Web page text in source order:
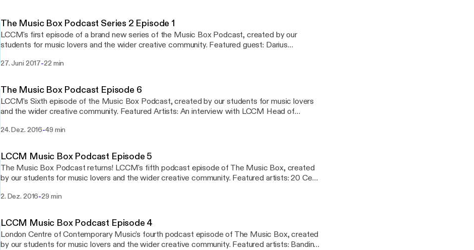
The Music Box Podcast Series 2 Episode 1
LCCM's first episode of a brand new series of the Music Box Podcast, created by our
students for music lovers and the wider creative community. Featured guest: Darius
building the Music Box, and the introduction of new and exciting courses to the college.
27. Juni 2017-22 min
The Music Box Podcast Episode 6
LCCM's Sixth episode of the Music Box Podcast, created by our students for music lovers
and the wider creative community. Featured Artists: An interview with LCCM Head of
Croysdill - This Way Up EP with featured track All in my head
24. Dez. 2016-49 min
LCCM Music Box Podcast Episode 5
The Music Box Podcast returns! LCCM's fifth podcast episode of The Music Box, created
by our students for music lovers and the wider creative community. Featured artists: 20 Cent
session vocalist) www.lccm.org.uk
2. Dez. 2016-29 min
LCCM Music Box Podcast Episode 4
London Centre of Contemporary Music's fourth podcast episode of The Music Box, created
by our students for music lovers and the wider creative community. Featured artists: Bandini